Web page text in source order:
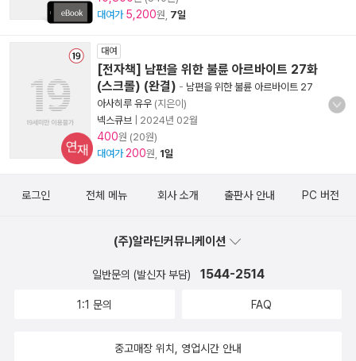
대여가 5,200원, 7일
대여
[전자책] 남편을 위한 불륜 아르바이트 27화
(스크롤) (완결) - 남편을 위한 불륜 아르바이트 27
아사히루 유우 (지은이)
넥스큐브
2024년 02월
400원 (20원)
대여가 200원, 1일
로그인 전체 메뉴 회사 소개 출판사 안내 PC 버전
(주)알라딘커뮤니케이션
일반문의 (발신자 부담) 1544-2514
1:1 문의 FAQ
중고매장 위치, 영업시간 안내